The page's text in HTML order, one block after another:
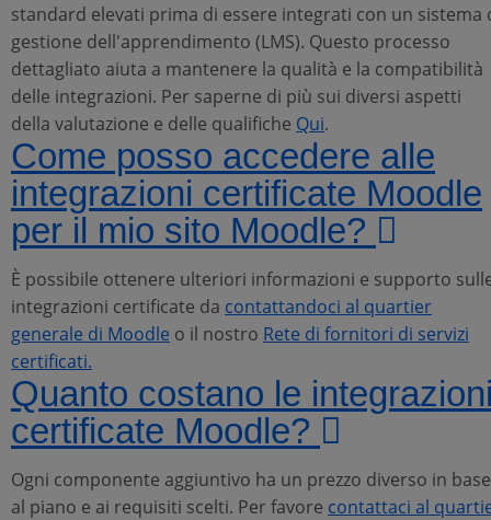
standard elevati prima di essere integrati con un sistema
gestione dell'apprendimento (LMS). Questo processo
dettagliato aiuta a mantenere la qualità e la compatibilità
delle integrazioni. Per saperne di più sui diversi aspetti
della valutazione e delle qualifiche Qui.
Come posso accedere alle
integrazioni certificate Moodle
per il mio sito Moodle?
È possibile ottenere ulteriori informazioni e supporto
integrazioni certificate da contattandoci al quartier
generale di Moodle o il nostro Rete di fornitori di servizi
certificati.
Quanto costano le
certificate Moodle?
Ogni componente aggiuntivo ha un prezzo diverso in base
al piano e ai requisiti scelti. Per favore contattaci al